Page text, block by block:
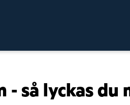
- så lyckas du